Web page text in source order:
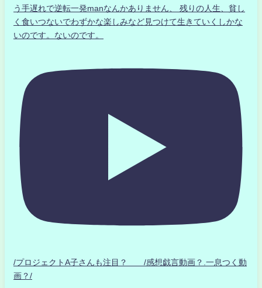
う手遅れで逆転一発manなんかありません、 残りの人生、貧し
く食いつないでわずかな楽しみなど見つけて生きていくしかな
いのです。ないのです。
/プロジェクトA子さんも注目？ /感想戯言動画？.一息つく動
画？/